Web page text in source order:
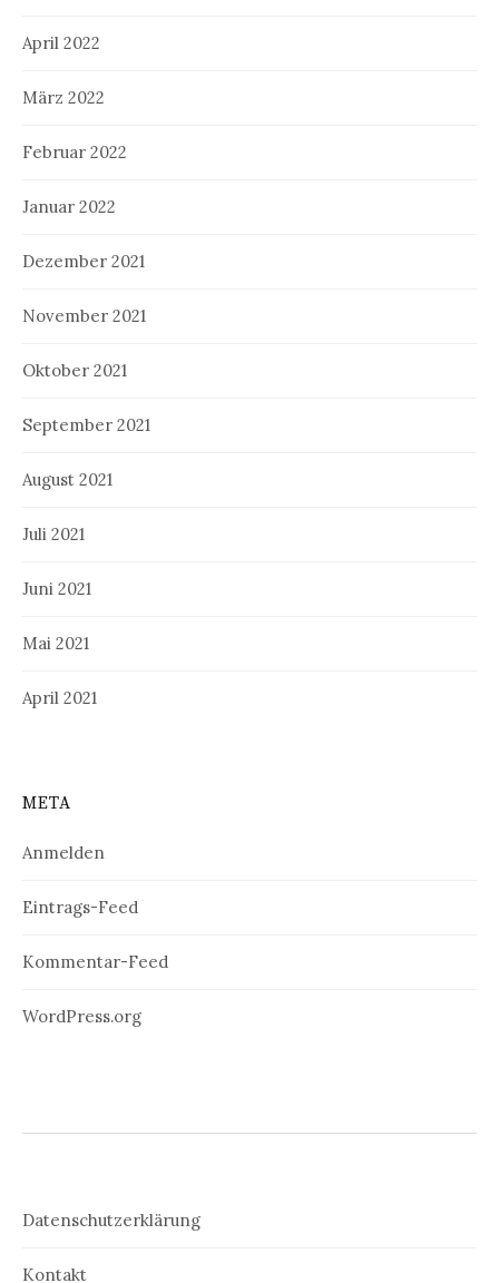
April 2022
März 2022
Februar 2022
Januar 2022
Dezember 2021
November 2021
Oktober 2021
September 2021
August 2021
Juli 2021
Juni 2021
Mai 2021
April 2021
META
Anmelden
Eintrags-Feed
Kommentar-Feed
WordPress.org
Datenschutzerklärung
Kontakt